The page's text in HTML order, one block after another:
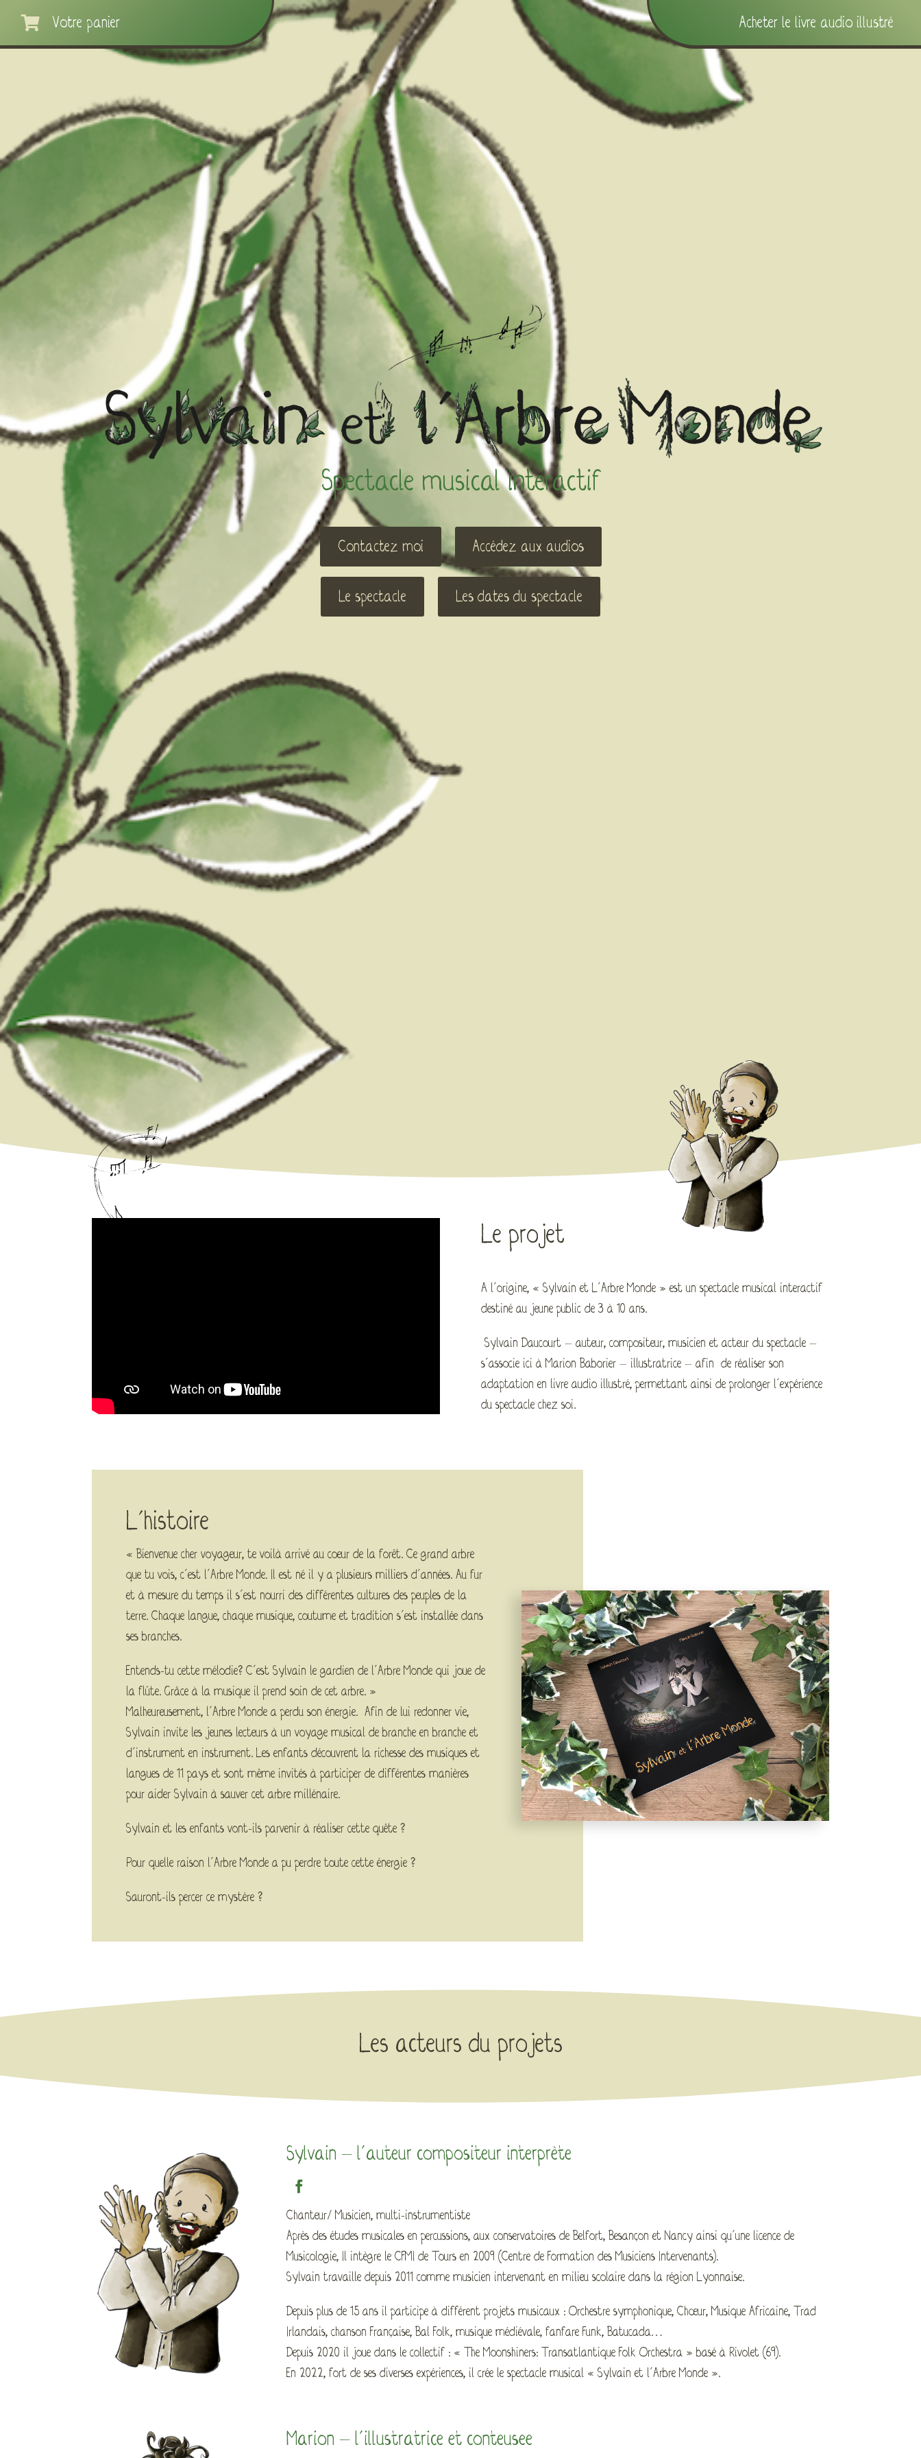
 Votre panier Acheter le livre audio illustré
Spectacle musical interactif
Contactez moi Accédez aux audios
Le spectacle Les dates du spectacle
Le projet
A l’origine, « Sylvain et L’Arbre Monde » est un spectacle musical interactif
destiné au jeune public de 3 à 10 ans.
Sylvain Daucourt – auteur, compositeur, musicien et acteur du spectacle –
s’associe ici à Marion Baborier – illustratrice – afin de réaliser son
adaptation en livre audio illustré, permettant ainsi de prolonger l’expérience
du spectacle chez soi.
L’histoire
« Bienvenue cher voyageur, te voilà arrivé au coeur de la forêt. Ce grand arbre
que tu vois, c’est l’Arbre Monde. Il est né il y a plusieurs milliers d’années. Au fur
et à mesure du temps il s’est nourri des différentes cultures des peuples de la
terre. Chaque langue, chaque musique, coutume et tradition s’est installée dans
ses branches.
Entends-tu cette mélodie? C’est Sylvain le gardien de l’Arbre Monde qui joue de
la flûte. Grâce à la musique il prend soin de cet arbre. »
Malheureusement, l’Arbre Monde a perdu son énergie. Afin de lui redonner vie,
Sylvain invite les jeunes lecteurs à un voyage musical de branche en branche et
d’instrument en instrument. Les enfants découvrent la richesse des musiques et
langues de 11 pays et sont même invités à participer de différentes manières
pour aider Sylvain à sauver cet arbre millénaire.
Sylvain et les enfants vont-ils parvenir à réaliser cette quête ?
Pour quelle raison l’Arbre Monde a pu perdre toute cette énergie ?
Sauront-ils percer ce mystère ?
Les acteurs du projets
Sylvain – l’auteur compositeur interprète
Chanteur/ Musicien, multi-instrumentiste
Après des études musicales en percussions, aux conservatoires de Belfort, Besançon et Nancy ainsi qu’une licence de
Musicologie, Il intègre le CFMI de Tours en 2009 (Centre de Formation des Musiciens Intervenants).
Sylvain travaille depuis 2011 comme musicien intervenant en milieu scolaire dans la région Lyonnaise.
Depuis plus de 15 ans il participe à différent projets musicaux : Orchestre symphonique, Chœur, Musique Africaine, Trad
Irlandais, chanson Française, Bal Folk, musique médiévale, fanfare Funk, Batucada…
Depuis 2020 il joue dans le collectif : « The Moonshiners: Transatlantique Folk Orchestra » basé à Rivolet (69).
En 2022, fort de ses diverses expériences, il crée le spectacle musical « Sylvain et l’Arbre Monde ».
Marion – l’illustratrice et conteusee